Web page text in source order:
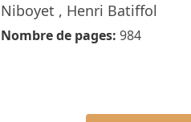
Niboyet , Henri Batiffol
Nombre de pages: 984